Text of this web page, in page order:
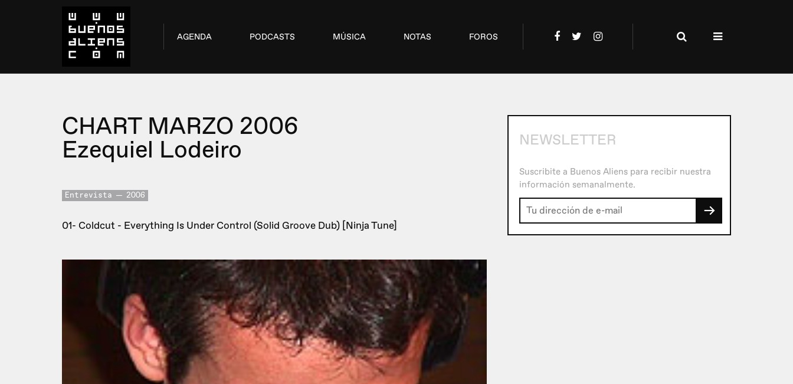
AGENDA PODCASTS MÚSICA NOTAS FOROS
CHART MARZO 2006
Ezequiel Lodeiro
Entrevista 2006
01- Coldcut - Everything Is Under Control (Solid Groove Dub) [Ninja Tune]
NEWSLETTER
Suscribite a Buenos Aliens para recibir nuestra
información semanalmente.
→